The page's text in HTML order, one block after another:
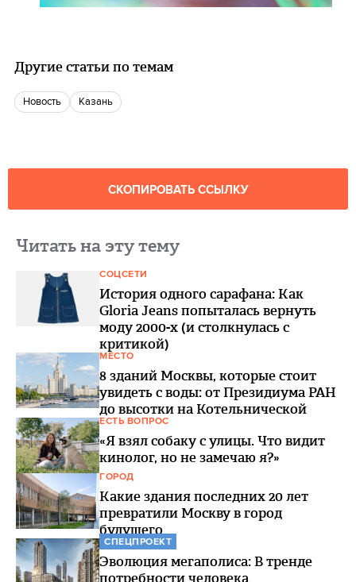
Другие статьи по темам
Новость Казань
СКОПИРОВАТЬ ССЫЛКУ
Читать на эту тему
СОЦСЕТИ
История одного сарафана: Как
Gloria Jeans попыталась вернуть
моду 2000-х (и столкнулась с
критикой)
МЕСТО
8 зданий Москвы, которые стоит
увидеть с воды: от Президиума РАН
до высотки на Котельнической
ЕСТЬ ВОПРОС
«Я взял собаку с улицы. Что видит
кинолог, но не замечаю я?»
ГОРОД
Какие здания последних 20 лет
превратили Москву в город
будущего
СПЕЦПРОЕКТ
Эволюция мегаполиса: В тренде
потребности человека